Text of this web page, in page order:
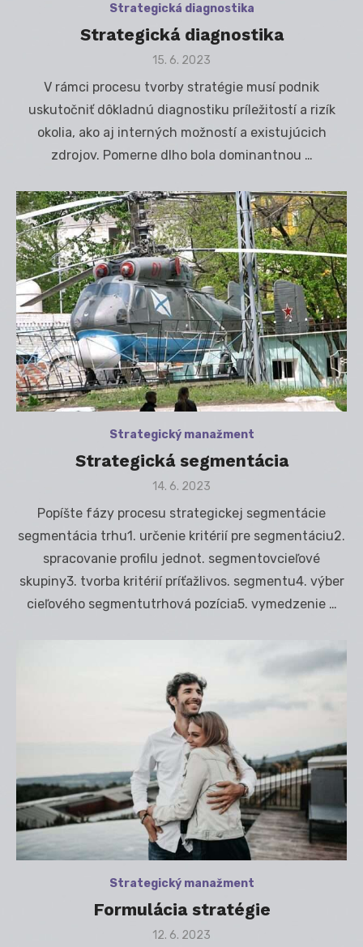
Strategická diagnostika
Strategická diagnostika
Posted
15. 6. 2023
V rámci procesu tvorby stratégie musí podnik
uskutočniť dôkladnú diagnostiku príležitostí a rizík
okolia, ako aj interných možností a existujúcich
zdrojov. Pomerne dlho bola dominantnou …
Strategický manažment
Strategická segmentácia
Posted
14. 6. 2023
Popíšte fázy procesu strategickej segmentácie
segmentácia trhu1. určenie kritérií pre segmentáciu2.
spracovanie profilu jednot. segmentovcieľové
skupiny3. tvorba kritérií príťažlivos. segmentu4. výber
cieľového segmentutrhová pozícia5. vymedzenie …
Strategický manažment
Formulácia stratégie
Posted
12. 6. 2023